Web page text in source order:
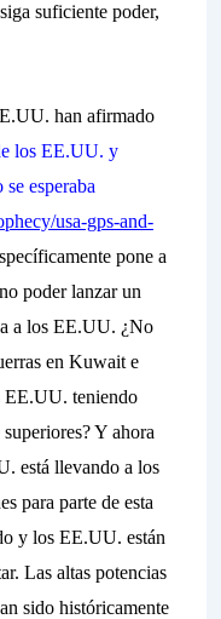
suficiente poder,
han afirmado
los EE.UU. y
esperaba
usa-gps-and-
pone a
poder lanzar un
a los EE.UU. ¿No
en Kuwait e
EE.UU. teniendo
Y ahora
está llevando a los
para parte de esta
y los EE.UU. están
Las altas potencias
sido históricamente